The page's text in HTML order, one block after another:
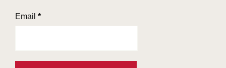
Email *